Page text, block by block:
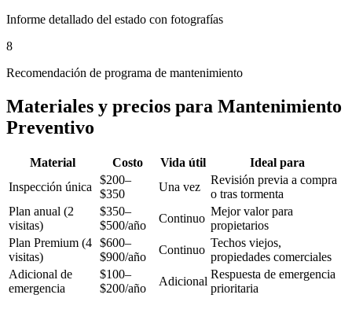
Informe detallado del estado con fotografías
8
Recomendación de programa de mantenimiento
Materiales y precios para Mantenimiento
Preventivo
Material Costo Vida útil
Ideal para
Inspección única
$200–
$350
Una vez
Revisión previa a compra
o tras tormenta
Plan anual (2
visitas)
$350–
$500/año
Continuo
Mejor valor para
propietarios
Plan Premium (4
visitas)
$600–
$900/año
Continuo
Techos viejos,
propiedades comerciales
Adicional de
emergencia
$100–
$200/año
Adicional
Respuesta de emergencia
prioritaria